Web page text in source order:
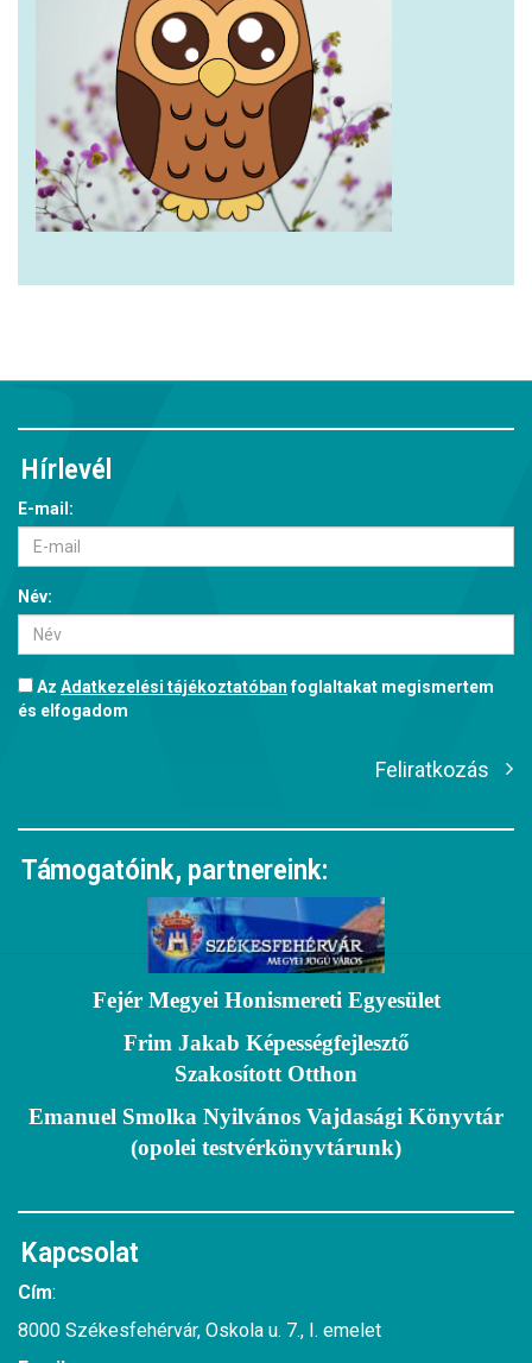
Hírlevél
E-mail:
Név:
Az Adatkezelési tájékoztatóbanfoglaltakat megismertem
és elfogadom
Feliratkozás
Támogatóink, partnereink:
Fejér Megyei Honismereti Egyesület
Frim Jakab Képességfejlesztő
Szakosított Otthon
Emanuel Smolka Nyilvános Vajdasági Könyvtár
(opolei testvérkönyvtárunk)
Kapcsolat
Cím:
8000 Székesfehérvár, Oskola u. 7., I. emelet